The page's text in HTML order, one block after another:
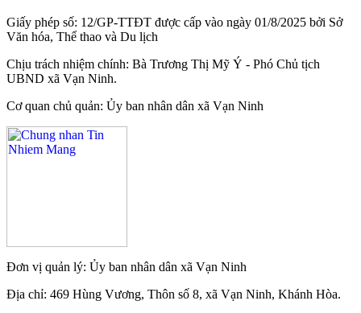
Giấy phép số: 12/GP-TTĐT được cấp vào ngày 01/8/2025 bởi Sở
Văn hóa, Thể thao và Du lịch
Chịu trách nhiệm chính: Bà Trương Thị Mỹ Ý - Phó Chủ tịch
UBND xã Vạn Ninh.
Cơ quan chủ quản: Ủy ban nhân dân xã Vạn Ninh
Đơn vị quản lý: Ủy ban nhân dân xã Vạn Ninh
Địa chỉ: 469 Hùng Vương, Thôn số 8, xã Vạn Ninh, Khánh Hòa.